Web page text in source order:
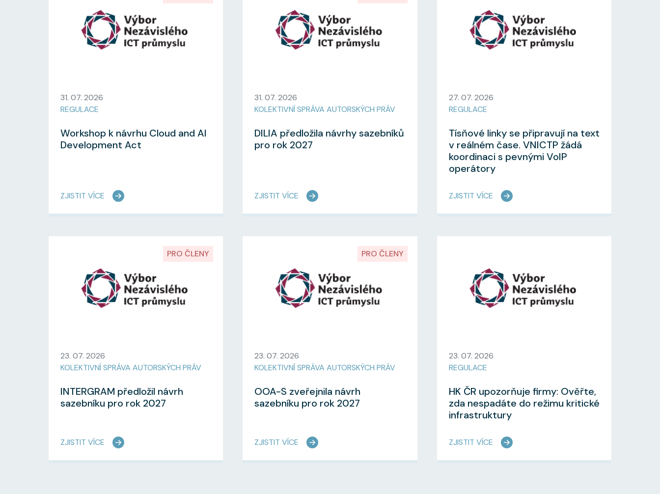
31. 07. 2026
REGULACE
Workshop k návrhu Cloud and AI
Development Act
ZJISTIT VÍCE
31. 07. 2026
KOLEKTIVNÍ SPRÁVA AUTORSKÝCH PRÁV
DILIA předložila návrhy sazebníků
pro rok 2027
ZJISTIT VÍCE
27. 07. 2026
REGULACE
Tísňové linky se připravují na text
v reálném čase. VNICTP žádá
koordinaci s pevnými VoIP
operátory
ZJISTIT VÍCE
PRO ČLENY
23. 07. 2026
KOLEKTIVNÍ SPRÁVA AUTORSKÝCH PRÁV
INTERGRAM předložil návrh
sazebníku pro rok 2027
ZJISTIT VÍCE
PRO ČLENY
23. 07. 2026
KOLEKTIVNÍ SPRÁVA AUTORSKÝCH PRÁV
OOA-S zveřejnila návrh
sazebníku pro rok 2027
ZJISTIT VÍCE
23. 07. 2026
REGULACE
HK ČR upozorňuje firmy: Ověřte,
zda nespadáte do režimu kritické
infrastruktury
ZJISTIT VÍCE